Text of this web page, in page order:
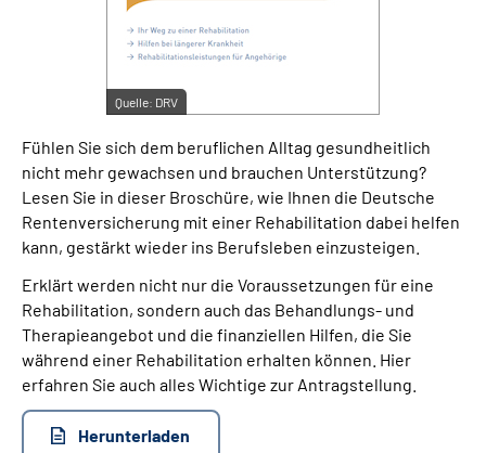
Inhalte in Gebärdensprache (DGS)
Leichte Sprache
Mein Kundenportal
Quelle: DRV
Fühlen Sie sich dem beruflichen Alltag gesundheitlich
nicht mehr gewachsen und brauchen Unterstützung?
Lesen Sie in dieser Broschüre, wie Ihnen die Deutsche
Rentenversicherung mit einer Rehabilitation dabei helfen
kann, gestärkt wieder ins Berufsleben einzusteigen.
Erklärt werden nicht nur die Voraussetzungen für eine
Rehabilitation, sondern auch das Behandlungs- und
Therapieangebot und die finanziellen Hilfen, die Sie
während einer Rehabilitation erhalten können. Hier
erfahren Sie auch alles Wichtige zur Antragstellung.
Herunterladen